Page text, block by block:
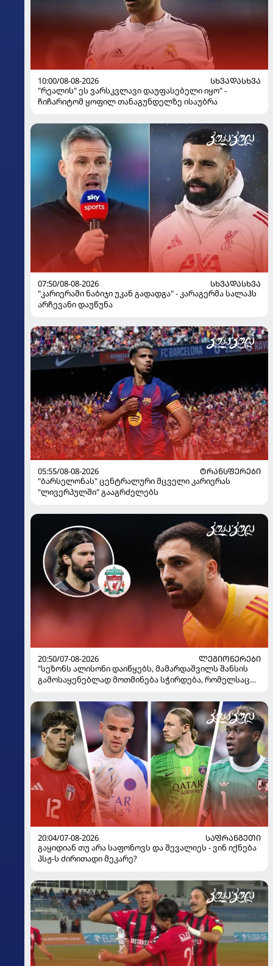
10:00/08-08-2026
ᲡᲮᲕᲐᲓᲐᲡᲮᲕᲐ
"რეალის" ეს ვარსკვლავი დაუფასებელი იყო" -
ჩიჩარიტომ ყოფილ თანაგუნდელზე ისაუბრა
07:50/08-08-2026
ᲡᲮᲕᲐᲓᲐᲡᲮᲕᲐ
"კარიერაში ნაბიჯი უკან გადადგა" - კარაგერმა სალაჰს
არჩევანი დაუწუნა
05:55/08-08-2026
ᲢᲠᲐᲜᲡᲤᲔᲠᲔᲑᲘ
"ბარსელონას" ცენტრალური მცველი კარიერას
"ლივერპულში" გააგრძელებს
20:50/07-08-2026
ᲚᲔᲒᲘᲝᲜᲔᲠᲔᲑᲘ
"სეზონს ალისონი დაიწყებს, მამარდაშვილს შანსის
გამოსაყენებლად მოთმინება სჭირდება, რომელსაც
ყოფილმა მეკარემ
20:04/07-08-2026
ᲡᲐᲤᲠᲐᲜᲒᲔᲗᲘ
გაყიდიან თუ არა საფონოვს და შევალიეს - ვინ იქნება
პსჟ-ს ძირითადი მეკარე?